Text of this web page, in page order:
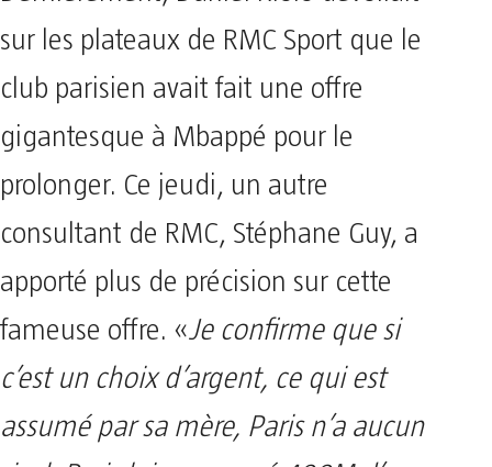
sur les plateaux de RMC Sport que le
club parisien avait fait une offre
gigantesque à Mbappé pour le
prolonger. Ce jeudi, un autre
consultant de RMC, Stéphane Guy, a
apporté plus de précision sur cette
fameuse offre. «Je confirme que si
c’est un choix d’argent, ce qui est
assumé par sa mère, Paris n’a aucun